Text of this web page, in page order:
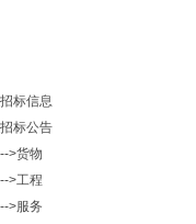
招标信息
招标公告
-->货物
-->工程
-->服务